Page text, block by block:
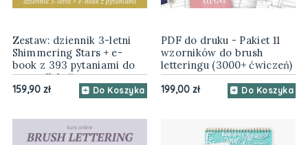
Zestaw: dziennik 3-letni
Shimmering Stars + e-
book z 393 pytaniami do
autorefleksji
159,90 zł Do Koszyka
PDF do druku - Pakiet 11
wzorników do brush
letteringu (3000+ ćwiczeń)
199,00 zł Do Koszyka